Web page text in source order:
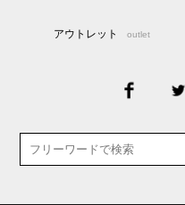
アウトレット outlet